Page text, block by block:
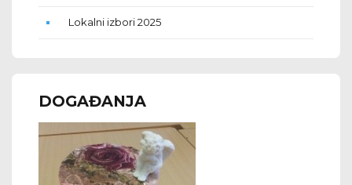
Lokalni izbori 2025
DOGAĐANJA